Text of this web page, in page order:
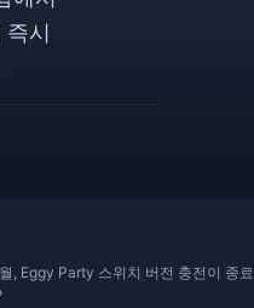
시
, Eggy Party 스위치 버전 충전이 종료